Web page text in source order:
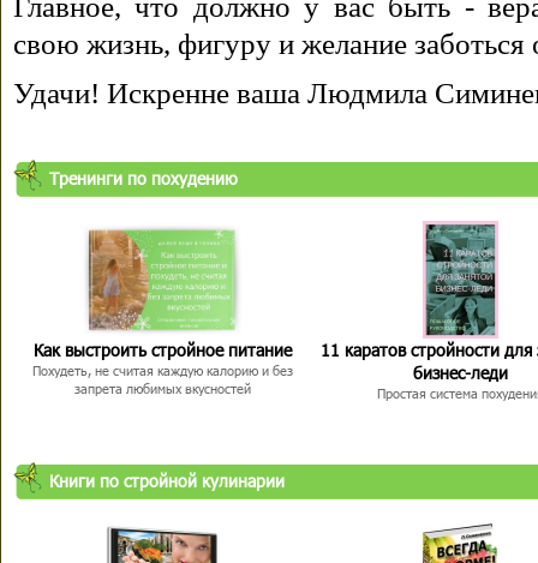
Главное, что должно у вас быть -
свою жизнь, фигуру и желание заботься
Удачи! Искренне ваша Людмила
Тренинги по похудению
Как выстроить стройное питание
Похудеть, не считая каждую калорию и без
запрета любимых вкусностей
11 каратов стройности для
бизнес-леди
Простая система
Книги по стройной кулинарии